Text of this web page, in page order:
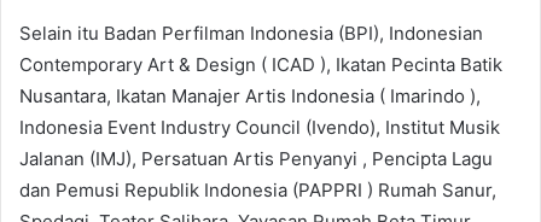
Selain itu Badan Perfilman Indonesia (BPI), Indonesian
Contemporary Art & Design ( ICAD ), Ikatan Pecinta Batik
Nusantara, Ikatan Manajer Artis Indonesia ( Imarindo ),
Indonesia Event Industry Council (Ivendo), Institut Musik
Jalanan (IMJ), Persatuan Artis Penyanyi , Pencipta Lagu
dan Pemusi Republik Indonesia (PAPPRI ) Rumah Sanur,